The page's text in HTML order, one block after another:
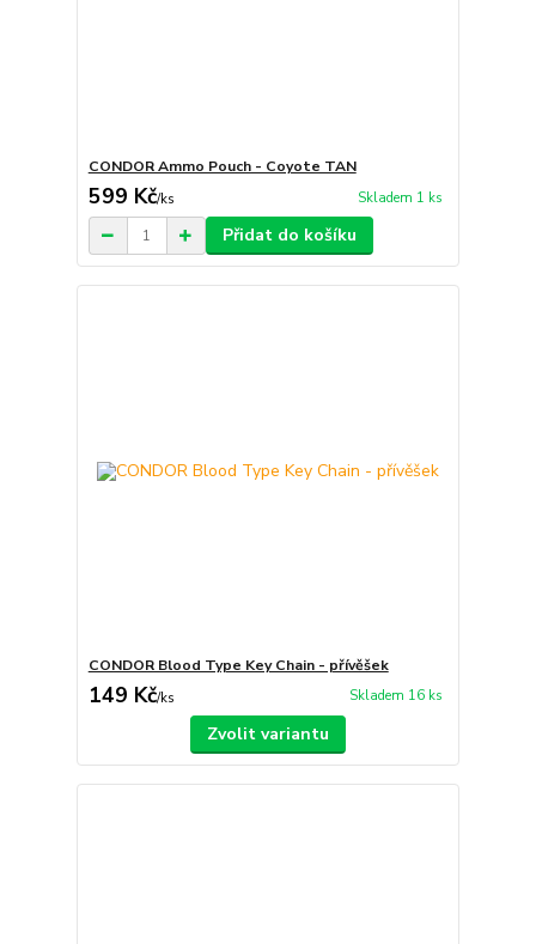
CONDOR Ammo Pouch - Coyote TAN
599 Kč/ks Skladem 1 ks
Přidat do košíku
CONDOR Blood Type Key Chain - přívěšek
149 Kč/ks Skladem 16 ks
Zvolit variantu